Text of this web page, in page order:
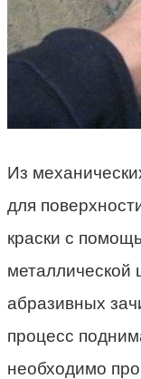
Из
для
краски с
металлической
абразивных
процесс
необходимо